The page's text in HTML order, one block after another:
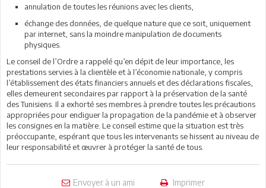
annulation de toutes les réunions avec les clients,
échange des données, de quelque nature que ce soit, uniquement
par internet, sans la moindre manipulation de documents
physiques.
Le conseil de l’Ordre a rappelé qu’en dépit de leur importance, les
prestations servies à la clientèle et à l’économie nationale, y compris
l’établissement des états financiers annuels et des déclarations fiscales,
elles demeurent secondaires par rapport à la préservation de la santé
des Tunisiens. Il a exhorté ses membres à prendre toutes les précautions
appropriées pour endiguer la propagation de la pandémie et à observer
les consignes en la matière. Le conseil estime que la situation est très
préoccupante, espérant que tous les intervenants se hissent au niveau de
leur responsabilité et œuvrer à protéger la santé de tous.
Envoyer à un ami Imprimer